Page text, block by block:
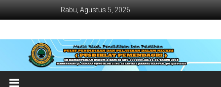
Rabu, Agustus 5, 2026
Jadwal
Bimtek
dan